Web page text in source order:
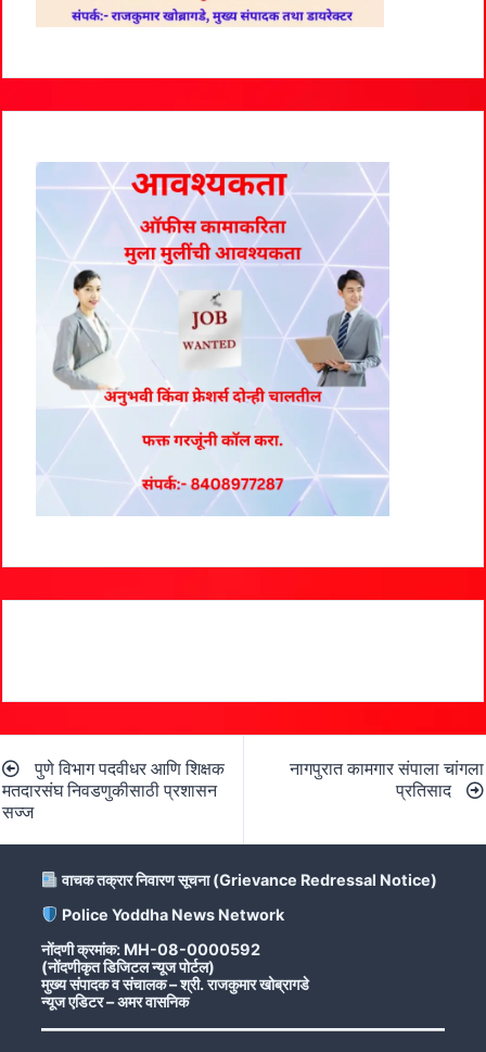
navigation
पुणे विभाग पदवीधर आणि शिक्षक
मतदारसंघ निवडणुकीसाठी प्रशासन
सज्‍ज
नागपुरात कामगार संपाला चांगला
प्रतिसाद
वाचक तक्रार निवारण सूचना (Grievance Redressal Notice)
Police Yoddha News Network
नोंदणी क्रमांक: MH-08-0000592
(नोंदणीकृत डिजिटल न्यूज पोर्टल)
मुख्य संपादक व संचालक – श्री. राजकुमार खोब्रागडे
न्यूज एडिटर – अमर वासनिक